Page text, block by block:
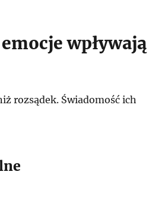
wpływają
rozsądek. Świadomość ich